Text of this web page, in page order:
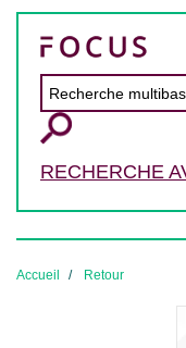
RECHERCHE
Accueil Retour